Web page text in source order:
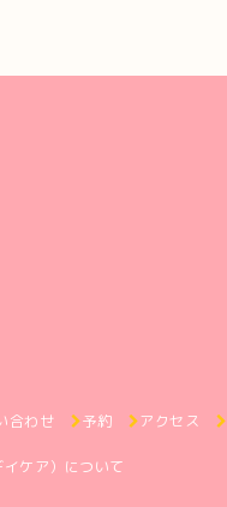
合わせ 予約 アクセス
ケア）について